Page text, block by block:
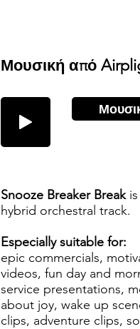
Μουσική από
Snooze Breaker Breakis
hybrid orchestral track.
Especially suitable for:
epic commercials,
videos, fun day and
service presentations,
about joy, wake up
clips, adventure clips,